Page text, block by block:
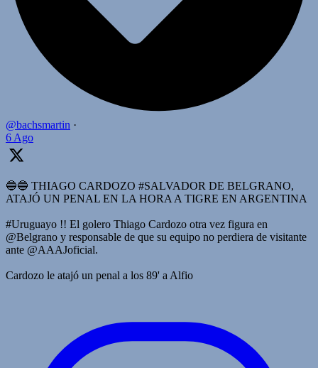
@bachsmartin ·
6 Ago
🔵🔵 THIAGO CARDOZO #SALVADOR DE BELGRANO,
ATAJÓ UN PENAL EN LA HORA A TIGRE EN ARGENTINA
#Uruguayo !! El golero Thiago Cardozo otra vez figura en
@Belgrano y responsable de que su equipo no perdiera de visitante
ante @AAAJoficial.
Cardozo le atajó un penal a los 89' a Alfio